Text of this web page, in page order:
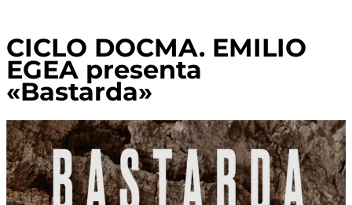
CICLO DOCMA. EMILIO
EGEA presenta
«Bastarda»